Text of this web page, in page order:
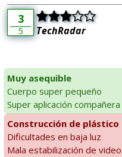
3
5 TechRadar
Muy asequible
Cuerpo super pequeño
Super aplicación compañera
Construcción de
Dificultades en baja luz
Mala estabilización de video